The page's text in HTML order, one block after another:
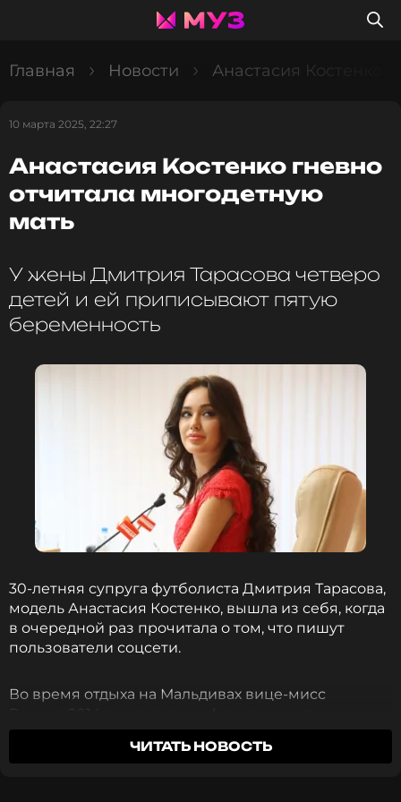
Главная Новости Анастасия Костенко
10 марта 2025, 22:27
Анастасия Костенко гневно
отчитала многодетную
мать
У жены Дмитрия Тарасова четверо
детей и ей приписывают пятую
беременность
30-летняя супруга футболиста Дмитрия Тарасова,
модель Анастасия Костенко, вышла из себя, когда
в очередной раз прочитала о том, что пишут
пользователи соцсети.
Во время отдыха на Мальдивах вице-мисс
Большинство подписчиков восхищались ее
фигурой, но некоторые задавались вопросом —
ЧИТАТЬ НОВОСТЬ